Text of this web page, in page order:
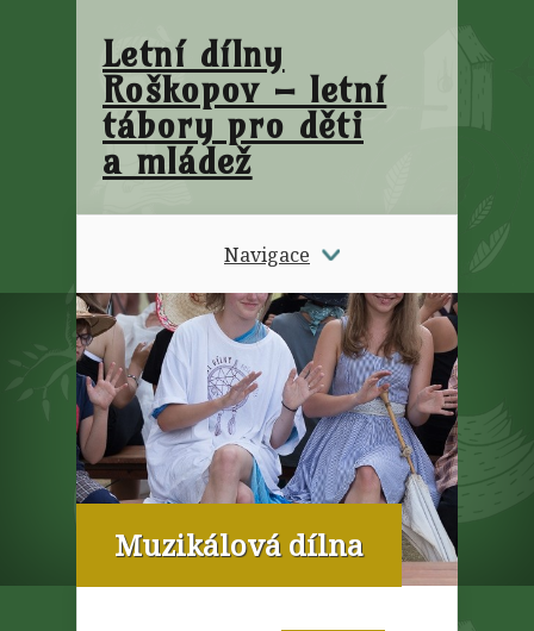
Letní dílny
Roškopov – letní
tábory pro děti
a mládež
Navigace
Muzikálová dílna